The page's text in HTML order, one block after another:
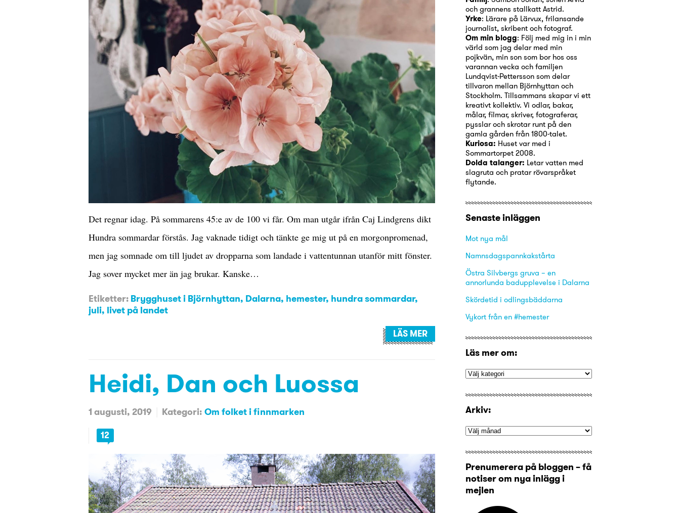
Det regnar idag. På sommarens 45:e av de 100 vi får. Om man utgår ifrån Caj Lindgrens dikt
Hundra sommardar förstås. Jag vaknade tidigt och tänkte ge mig ut på en morgonpromenad,
men jag somnade om till ljudet av dropparna som landade i vattentunnan utanför mitt fönster.
Jag sover mycket mer än jag brukar. Kanske…
Etiketter: Brygghuset i Björnhyttan, Dalarna, hemester, hundra sommardar,
juli, livet på landet
LÄS MER
Heidi, Dan och Luossa
1 augusti, 2019 Kategori: Om folket i finnmarken
12
och grannens stallkatt Astrid.
Yrke: Lärare på Lärvux, frilansande
journalist, skribent och fotograf.
Om min blogg: Följ med mig in i min
värld som jag delar med min
pojkvän, min son som bor hos oss
varannan vecka och familjen
Lundqvist-Pettersson som delar
tillvaron mellan Björnhyttan och
Stockholm. Tillsammans skapar vi ett
kreativt kollektiv. Vi odlar, bakar,
målar, filmar, skriver, fotograferar,
pysslar och skrotar runt på den
gamla gården från 1800-talet.
Kuriosa: Huset var med i
Sommartorpet 2008.
Dolda talanger: Letar vatten med
slagruta och pratar rövarspråket
flytande.
Senaste inläggen
Mot nya mål
Namnsdagspannkakstårta
Östra Silvbergs gruva – en
annorlunda badupplevelse i Dalarna
Skördetid i odlingsbäddarna
Vykort från en #hemester
Läs mer om:
Arkiv:
Prenumerera på bloggen – få
notiser om nya inlägg i
mejlen